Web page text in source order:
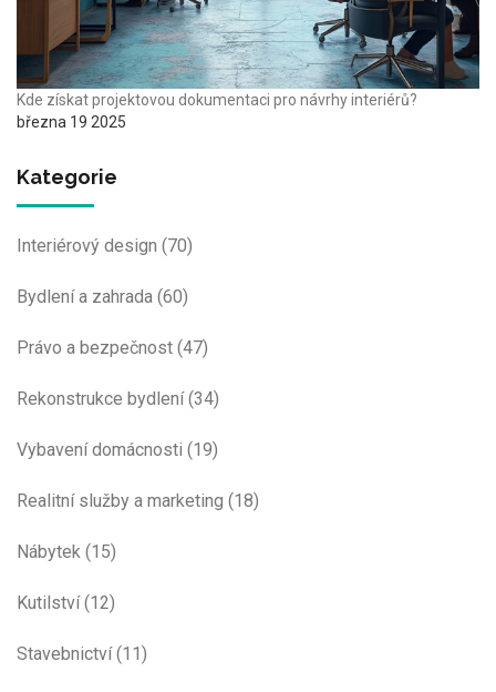
Kde získat projektovou dokumentaci pro návrhy interiérů?
března 19 2025
Kategorie
Interiérový design (70)
Bydlení a zahrada (60)
Právo a bezpečnost (47)
Rekonstrukce bydlení(34)
Vybavení domácnosti (19)
Realitní služby a marketing (18)
Nábytek (15)
Kutilství(12)
Stavebnictví(11)